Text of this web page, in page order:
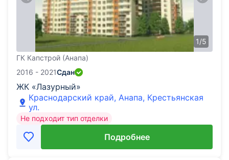
1/5
ГК Капстрой (Анапа)
ЖК «Лазурный»
2016 - 2021Сдан
Краснодарский край, Анапа, Крестьянская
ул.
Не подходит тип отделки
Подробнее